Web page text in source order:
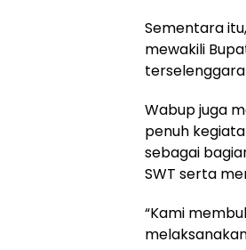
Sementara
mewakili
Wabup juga
penuh
sebagai
SWT serta
“Kami